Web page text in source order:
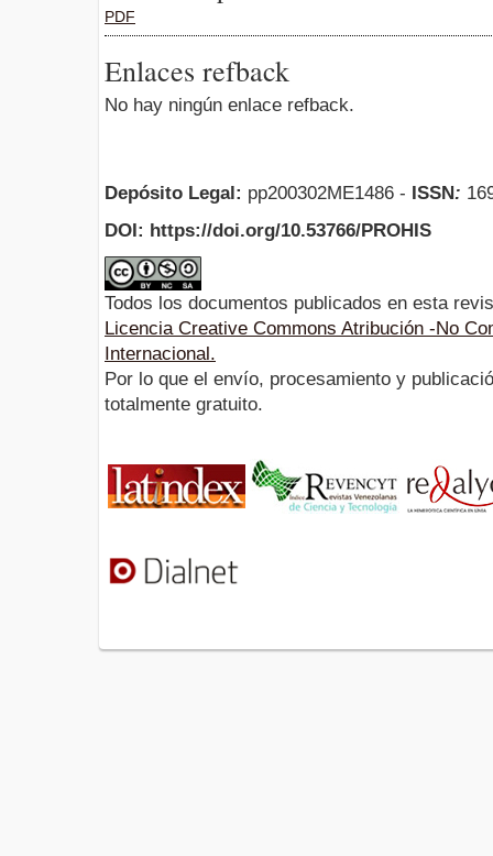
PDF
Enlaces refback
No hay ningún enlace refback.
Depósito Legal: pp200302ME1486 - ISSN:
DOI: https://doi.org/10.53766/PROHIS
Todos los documentos publicados en esta
Licencia Creative Commons Atribución -No
Internacional.
Por lo que el envío, procesamiento y
totalmente gratuito.